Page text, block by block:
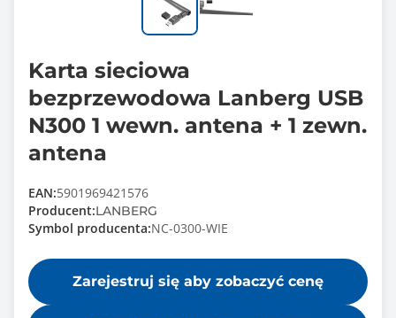
Karta sieciowa
bezprzewodowa Lanberg USB
N300 1 wewn. antena + 1 zewn.
antena
EAN:5901969421576
Producent:LANBERG
Symbol producenta:NC-0300-WIE
Zarejestruj się aby zobaczyć cenę